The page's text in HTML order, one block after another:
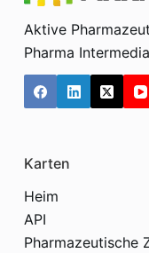
Aktive
Pharma
Karten
Heim
API
Pharmazeutische